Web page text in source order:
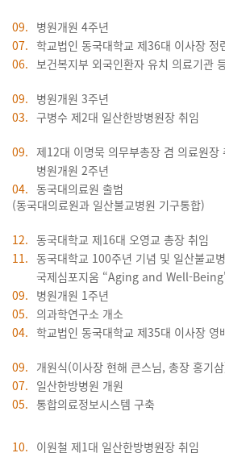
09. 병원개원 4주년
07. 학교법인 동국대학교 제36대 이사장 정
06. 보건복지부 외국인환자 유치 의료기관
09. 병원개원 3주년
03. 구병수 제2대 일산한방병원장 취임
09. 제12대 이명묵 의무부총장 겸 의료원장
병원개원 2주년
04. 동국대의료원 출범
(동국대의료원과 일산불교병원 기구통합)
12. 동국대학교 제16대 오영교 총장 취임
11. 동국대학교 100주년 기념 및 일산불교
국제심포지움 “Aging and Well-
09. 병원개원 1주년
05. 의과학연구소 개소
04. 학교법인 동국대학교 제35대 이사장 영
09. 개원식(이사장 현해 큰스님, 총장 홍기
07. 일산한방병원 개원
05. 통합의료정보시스템 구축
10. 이원철 제1대 일산한방병원장 취임